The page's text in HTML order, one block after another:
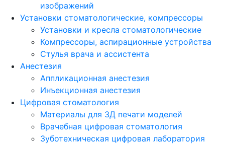
изображений
Установки стоматологические, компрессоры
Установки и кресла стоматологические
Компрессоры, аспирационные устройства
Стулья врача и ассистента
Анестезия
Аппликационная анестезия
Инъекционная анестезия
Цифровая стоматология
Материалы для 3Д печати моделей
Врачебная цифровая стоматология
Зуботехническая цифровая лаборатория